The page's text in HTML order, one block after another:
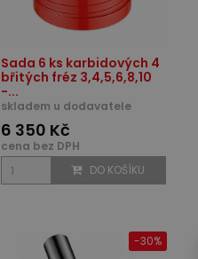
Sada 6 ks karbidových 4
břitých fréz 3,4,5,6,8,10
-...
skladem u dodavatele
6 350 Kč
cena bez DPH
DO KOŠÍKU
-30%